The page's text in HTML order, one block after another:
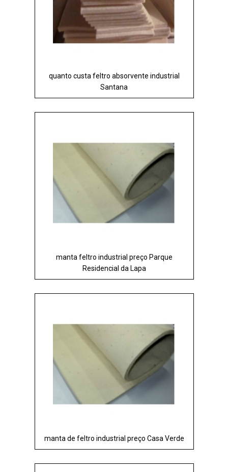
quanto custa feltro absorvente industrial
Santana
manta feltro industrial preço Parque
Residencial da Lapa
manta de feltro industrial preço Casa Verde